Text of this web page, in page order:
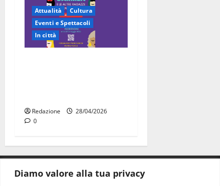
Diamo valore alla tua privacy
Attualità
Cultura
Eventi e Spettacoli
In città
Redazione
28/04/2026
0
CONTATTI.